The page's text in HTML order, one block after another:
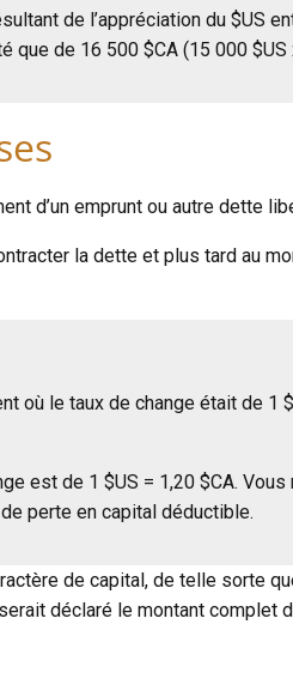
de l’appréciation du $US
que de 16 500 $CA (15 000 $US
d’un emprunt ou autre dette
la dette et plus tard au
où le taux de change était de
est de 1 $US = 1,20 $CA.
perte en capital déductible.
de capital, de telle sorte
déclaré le montant